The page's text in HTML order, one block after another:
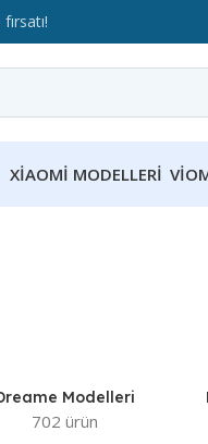
XIAOMI MODELLERI
Modelleri
702 ürün